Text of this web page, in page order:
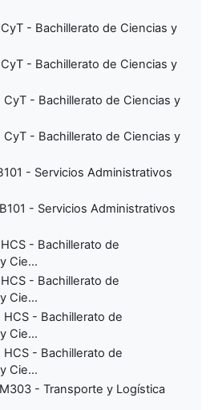
CyT - Bachillerato de Ciencias y
CyT - Bachillerato de Ciencias y
CyT - Bachillerato de Ciencias y
CyT - Bachillerato de Ciencias y
- Servicios Administrativos
- Servicios Administrativos
HCS - Bachillerato de
Cie...
HCS - Bachillerato de
Cie...
HCS - Bachillerato de
Cie...
HCS - Bachillerato de
Cie...
- Transporte y Logística